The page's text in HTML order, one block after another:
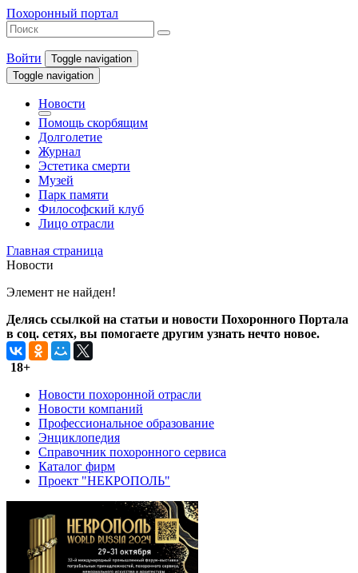
Похоронный портал
Войти
Toggle navigation
Toggle navigation
Новости
Помощь скорбящим
Долголетие
Журнал
Эстетика смерти
Музей
Парк памяти
Философский клуб
Лицо отрасли
Главная страница
Новости
Элемент не найден!
Делясь ссылкой на статьи и новости Похоронного Портала
в соц. сетях, вы помогаете другим узнать нечто новое.
18+
Новости похоронной отрасли
Новости компаний
Профессиональное образование
Энциклопедия
Справочник похоронного сервиса
Каталог фирм
Проект "НЕКРОПОЛЬ"